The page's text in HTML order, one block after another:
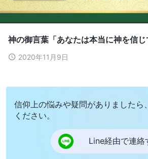
神の御言葉「あなたは本当に神を信じ
2020年11月9日
信仰上の悩みや疑問がありましたら
ください。
Line経由で連絡